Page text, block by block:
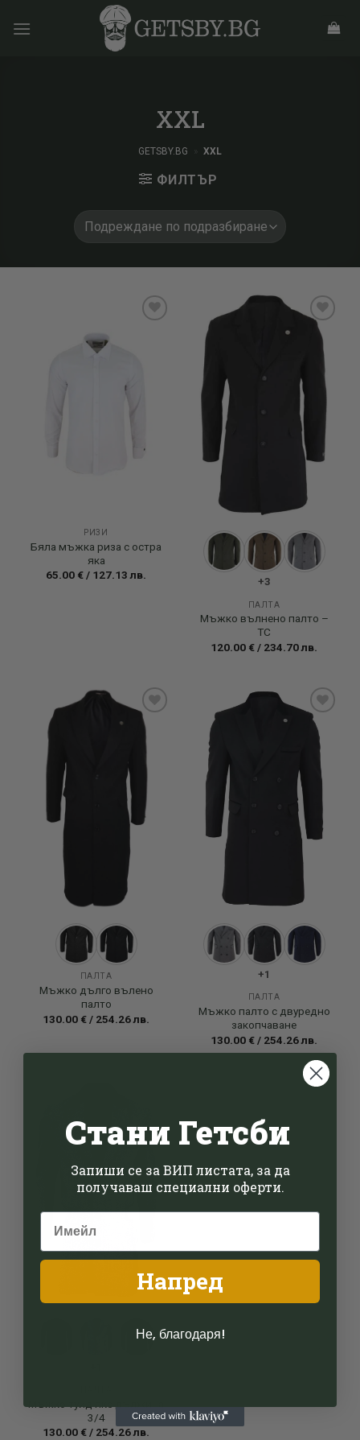
XXL
GETSBY.BG XXL
ФИЛТЪР
РИЗИ
Бяла мъжка риза с остра
яка
65.00 €/ 127.13лв.
Add to
wishlist
+3
ПАЛТА
Мъжко вълнено палто –
TC
120.00 € / 234.70лв.
Add to
ПАЛТА
Мъжко дълго вълено
палто
130.00 € / 254.26лв.
Add to
wishlist
+1
ПАЛТА
Мъжко палто с двуредно
закопчаване
130.00 € / 254.26лв.
wishlist
3/4
130.00 €/ 254.26лв.
Стани Гетсби
Запиши се за ВИП листата, за да
получаваш специални оферти.
Напред
Не, благодаря!